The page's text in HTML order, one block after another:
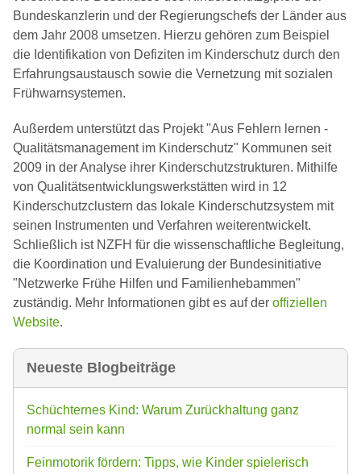
Bundeskanzlerin und der Regierungschefs der Länder aus
dem Jahr 2008 umsetzen. Hierzu gehören zum Beispiel
die Identifikation von Defiziten im Kinderschutz durch den
Erfahrungsaustausch sowie die Vernetzung mit sozialen
Frühwarnsystemen.
Außerdem unterstützt das Projekt "Aus Fehlern lernen -
Qualitätsmanagement im Kinderschutz" Kommunen seit
2009 in der Analyse ihrer Kinderschutzstrukturen. Mithilfe
von Qualitätsentwicklungswerkstätten wird in 12
Kinderschutzclustern das lokale Kinderschutzsystem mit
seinen Instrumenten und Verfahren weiterentwickelt.
Schließlich ist NZFH für die wissenschaftliche Begleitung,
die Koordination und Evaluierung der Bundesinitiative
"Netzwerke Frühe Hilfen und Familienhebammen"
zuständig. Mehr Informationen gibt es auf der offiziellen
Website.
Neueste Blogbeiträge
Schüchternes Kind: Warum Zurückhaltung ganz
normal sein kann
Feinmotorik fördern: Tipps, wie Kinder spielerisch